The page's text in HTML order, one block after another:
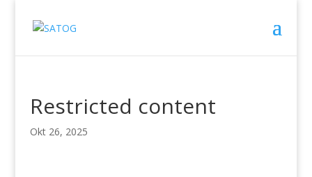
Restricted content
Okt 26, 2025